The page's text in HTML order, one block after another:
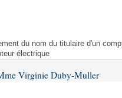
du nom du titulaire d'un
électrique
Virginie Duby-Muller